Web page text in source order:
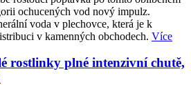
ochucených vod nový impulz.
voda v plechovce, která je k
v kamenných obchodech. Více
rostlinky plné intenzivní chutě,